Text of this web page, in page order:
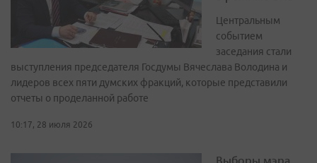
Центральным
событием
заседания стали
выступления председателя Госдумы Вячеслава Володина и
лидеров всех пяти думских фракций, которые представили
отчеты о проделанной работе
10:17, 28 июля 2026